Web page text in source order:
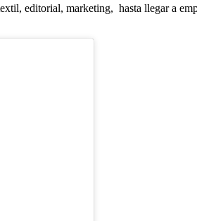
editorial, marketing, hasta llegar a